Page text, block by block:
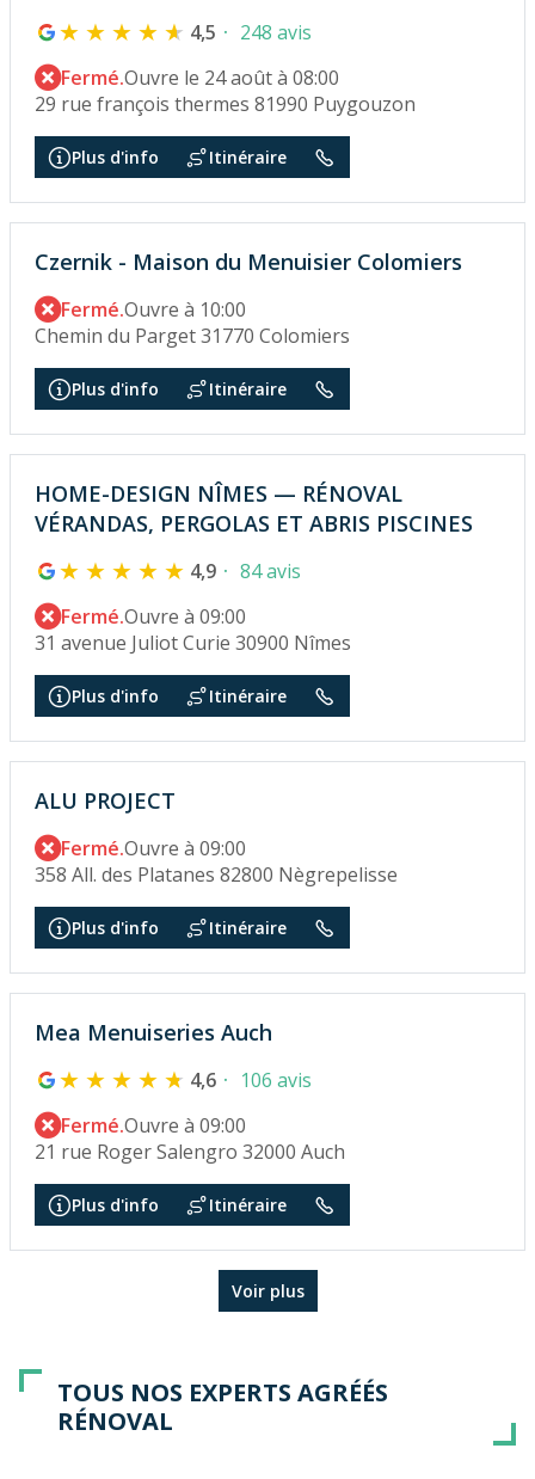
4,5
248 avis
Fermé.Ouvre le 24 août à 08:00
29 rue françois thermes 81990 Puygouzon
Plus d'info Itinéraire
Czernik - Maison du Menuisier Colomiers
Fermé.Ouvre à 10:00
Chemin du Parget 31770 Colomiers
Plus d'info Itinéraire
HOME-DESIGN NÎMES — RÉNOVAL
VÉRANDAS, PERGOLAS ET ABRIS PISCINES
4,9
84 avis
Fermé.Ouvre à 09:00
31 avenue Juliot Curie 30900 Nîmes
Plus d'info Itinéraire
ALU PROJECT
Fermé.Ouvre à 09:00
358 All. des Platanes 82800 Nègrepelisse
Plus d'info Itinéraire
Mea Menuiseries Auch
4,6
106 avis
Fermé.Ouvre à 09:00
21 rue Roger Salengro 32000 Auch
Plus d'info Itinéraire
Voir plus
TOUS NOS EXPERTS AGRÉÉS
RÉNOVAL